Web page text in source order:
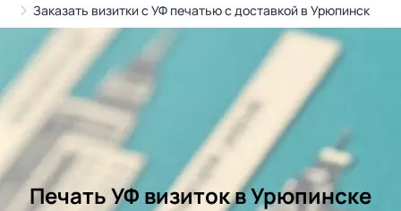
Заказать визитки с УФ печатью с доставкой в Урюпинск
Печать УФ визиток в Урюпинске